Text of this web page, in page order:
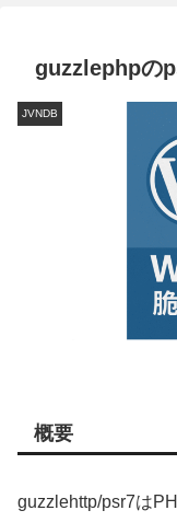
guzzlephpの
JVNDB
概要
guzzlehttp/psr7は